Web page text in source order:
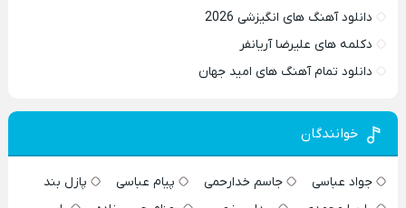
دانلود آهنگ های انگیزشی 2026
دکلمه های علیرضا آریانفر
دانلود تمام آهنگ های امید جهان
خوانندگان
جواد عباسی جاسم خدارحمی پیام عباسی
پازل بند